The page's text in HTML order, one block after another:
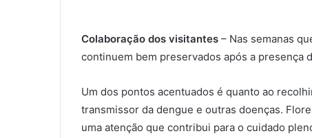
Colaboração dos visitantes – Nas semanas
continuem bem preservados após a presença
Um dos pontos acentuados é quanto ao
transmissor da dengue e outras doenças.
uma atenção que contribui para o cuidado